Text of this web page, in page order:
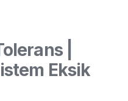
|
Eksik